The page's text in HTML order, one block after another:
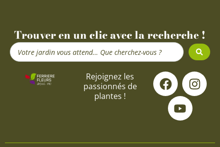
Trouver en un clic avec la recherche !
Search
...
Rejoignez les
passionnés de
plantes !
F
a
c
e
o
I
n
s
g
Y
o
u
t
u
b